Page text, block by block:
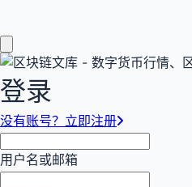
登录
没有账号？立即注册
用户名或邮箱